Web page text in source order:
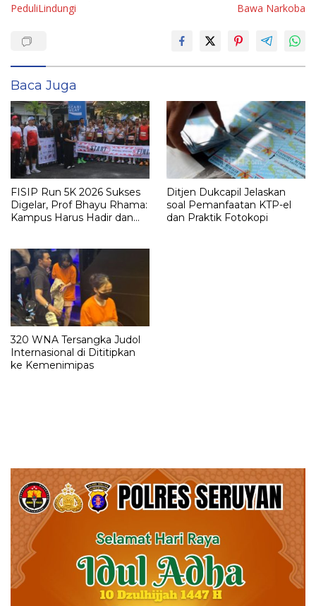
PeduliLindungi
Bawa Narkoba
Baca Juga
FISIP Run 5K 2026 Sukses
Digelar, Prof Bhayu Rhama:
Kampus Harus Hadir dan
Ditjen Dukcapil Jelaskan
soal Pemanfaatan KTP-el
dan Praktik Fotokopi
320 WNA Tersangka Judol
Internasional di Dititipkan
ke Kemenimipas